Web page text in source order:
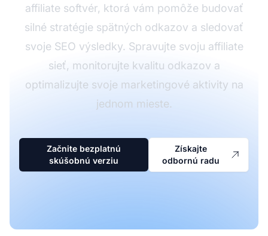
affiliate softvér, ktorá vám pomôže budovať
silné stratégie spätných odkazov a sledovať
svoje SEO výsledky. Spravujte svoju affiliate
sieť, monitorujte kvalitu odkazov a
optimalizujte svoje marketingové aktivity na
jednom mieste.
Začnite bezplatnú
skúšobnú verziu
Získajte
odbornú radu